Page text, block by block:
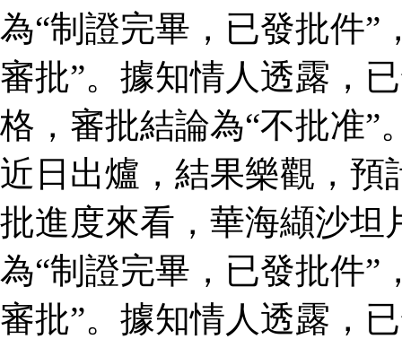
為“制證完畢，已發批件”
審批”。據知情人透露，
格，審批結論為“不批准”
近日出爐，結果樂觀，
批進度來看，華海纈沙坦
為“制證完畢，已發批件”
審批”。據知情人透露，